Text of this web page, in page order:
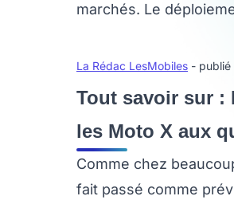
marchés. Le
La Rédac LesMobiles - publié
Tout savoir sur :
les Moto X aux
Comme chez
fait passé comme